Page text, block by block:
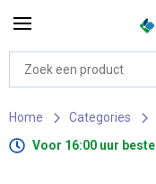
Home Categories
Voor 16:00 uur